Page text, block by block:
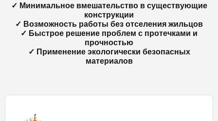
✓ Минимальное вмешательство в существующие
конструкции
✓ Возможность работы без отселения жильцов
✓ Быстрое решение проблем с протечками и
прочностью
✓ Применение экологически безопасных
материалов